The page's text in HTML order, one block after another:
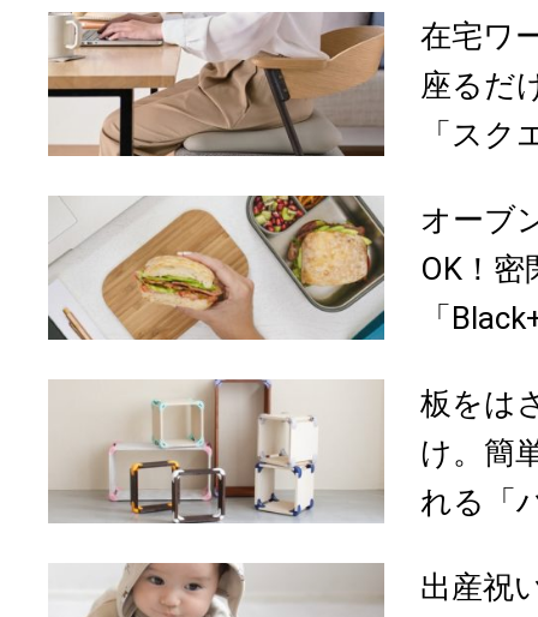
在宅ワ
座るだ
「スク
オーブ
OK！密
「
板をは
け。簡
れる「
出産祝